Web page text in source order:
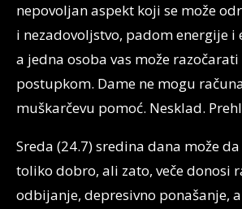
nepovoljan aspekt koji se može
i nezadovoljstvo, padom energije i
a jedna osoba vas može
postupkom. Dame ne mogu
muškarčevu pomoć. Nesklad.
Sreda (24.7) sredina dana može
toliko dobro, ali zato, veče donosi
odbijanje, depresivno ponašanje,